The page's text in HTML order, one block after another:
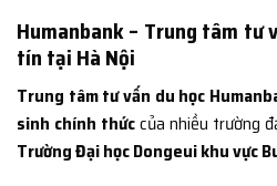
Humanbank – Trung tâm tư
tín tại Hà Nội
Trung tâm tư vấn du học
sinh chính thứccủa nhiều trường
Trường Đại học Dongeui khu vực